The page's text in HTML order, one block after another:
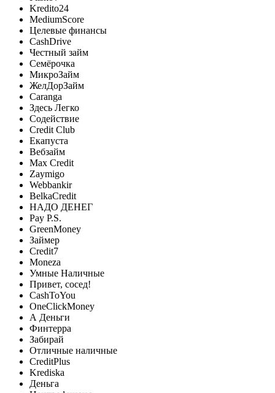
Kredito24
MediumScore
Целевые финансы
CashDrive
Честный займ
Семёрочка
МикроЗайм
ЖелДорЗайм
Caranga
Здесь Легко
Содействие
Credit Club
Екапуста
Вебзайм
Max Credit
Zaymigo
Webbankir
BelkaCredit
НАДО ДЕНЕГ
Pay P.S.
GreenMoney
Займер
Credit7
Moneza
Умные Наличные
Привет, сосед!
CashToYou
OneClickMoney
А Деньги
Финтерра
Забирай
Отличные наличные
CreditPlus
Krediska
Деньга